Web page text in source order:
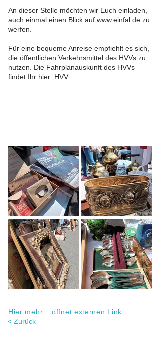
An dieser Stelle möchten wir Euch einladen,
auch einmal einen Blick auf www.einfal.de zu
werfen.
Für eine bequeme Anreise empfiehlt es sich,
die öffentlichen Verkehrsmittel des HVVs zu
nutzen. Die Fahrplanauskunft des HVVs
findet Ihr hier: HVV.
Hier mehr... öffnet externen Link
< Zurück